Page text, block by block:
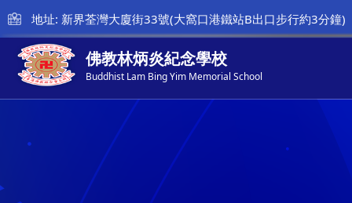
地址: 新界荃灣大廈街33號(大窩口港鐵站B出口步行約3分鐘)
佛教林炳炎紀念學校
Buddhist Lam Bing Yim Memorial School